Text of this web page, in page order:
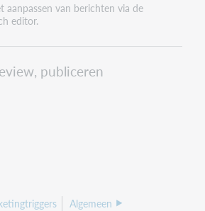
aanpassen van berichten via de
editor.
publiceren
Algemeen